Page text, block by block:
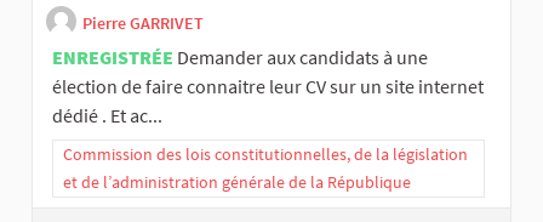
Pierre GARRIVET
ENREGISTRÉE Demander aux candidats à une
élection de faire connaitre leur CV sur un site internet
dédié . Et ac...
Commission des lois constitutionnelles, de la législation
et de l’administration générale de la République